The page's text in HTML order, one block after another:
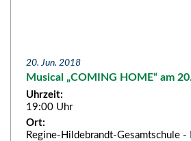
20. Jun. 2018
Musical „COMING HOME“ am
Uhrzeit:
19:00 Uhr
Ort:
Regine-Hildebrandt-Gesamtschule